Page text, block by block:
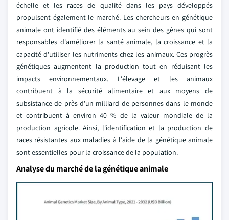
échelle et les races de qualité dans les pays développés
propulsent également le marché. Les chercheurs en génétique
animale ont identifié des éléments au sein des gènes qui sont
responsables d'améliorer la santé animale, la croissance et la
capacité d'utiliser les nutriments chez les animaux. Ces progrès
génétiques augmentent la production tout en réduisant les
impacts environnementaux. L'élevage et les animaux
contribuent à la sécurité alimentaire et aux moyens de
subsistance de près d'un milliard de personnes dans le monde
et contribuent à environ 40 % de la valeur mondiale de la
production agricole. Ainsi, l'identification et la production de
races résistantes aux maladies à l'aide de la génétique animale
sont essentielles pour la croissance de la population.
Analyse du marché de la génétique animale